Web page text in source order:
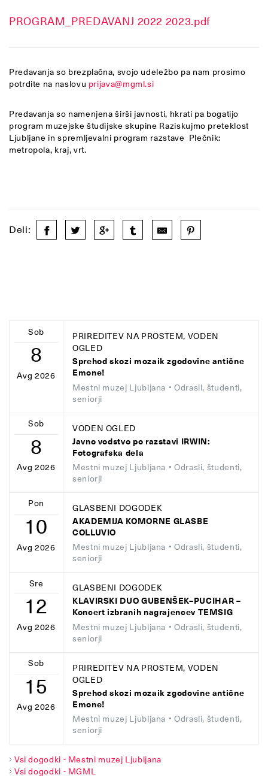
PROGRAM_PREDAVANJ 2022 2023.pdf
Predavanja so brezplačna, svojo udeležbo pa nam prosimo
potrdite na naslovu prijava@mgml.si
Predavanja so namenjena širši javnosti, hkrati pa bogatijo
program muzejske študijske skupine Raziskujmo preteklost
Ljubljane in spremljevalni program razstave Plečnik:
metropola, kraj, vrt.
Deli:
Sob
8
Avg 2026
PRIREDITEV NA PROSTEM, VODEN
OGLED
Sprehod skozi mozaik zgodovine antične
Emone!
Mestni muzej Ljubljana • Odrasli, študenti,
seniorji
Sob
8
Avg 2026
VODEN OGLED
Javno vodstvo po razstavi IRWIN:
Fotografska dela
Mestni muzej Ljubljana • Odrasli, študenti,
seniorji
Pon
10
Avg 2026
GLASBENI DOGODEK
AKADEMIJA KOMORNE GLASBE
COLLUVIO
Mestni muzej Ljubljana • Odrasli, študenti,
seniorji
Sre
12
Avg 2026
GLASBENI DOGODEK
KLAVIRSKI DUO GUBENŠEK–PUCIHAR –
Koncert izbranih nagrajencev TEMSIG
Mestni muzej Ljubljana • Odrasli, študenti,
seniorji
Sob
15
Avg 2026
PRIREDITEV NA PROSTEM, VODEN
OGLED
Sprehod skozi mozaik zgodovine antične
Emone!
Mestni muzej Ljubljana • Odrasli, študenti,
seniorji
Vsi dogodki - Mestni muzej Ljubljana
Vsi dogodki - MGML